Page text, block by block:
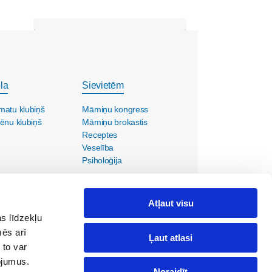
līdzekļu
arī
to var
Atļaut visu
Ļaut atlasi
klubiņš
klubiņš
Sievietēm
Māmiņu kongress
Māmiņu brokastis
Receptes
Veselība
Psiholoģija